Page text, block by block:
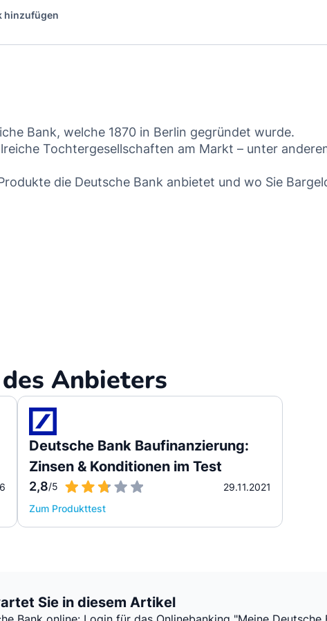
hinzufügen
Bank, welche 1870 in Berlin gegründet wurde.
Tochtergesellschaften am Markt – unter
die Deutsche Bank anbietet und wo Sie
Anbieters
Deutsche Bank Baufinanzierung:
Zinsen & Konditionen im Test
2,8/5
29.11.2021
Zum Produkttest
Sie in diesem Artikel